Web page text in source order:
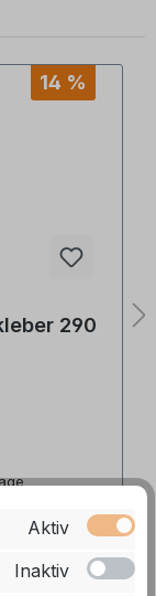
14 %
290
von 5 Sternen
Aktiv
Inaktiv